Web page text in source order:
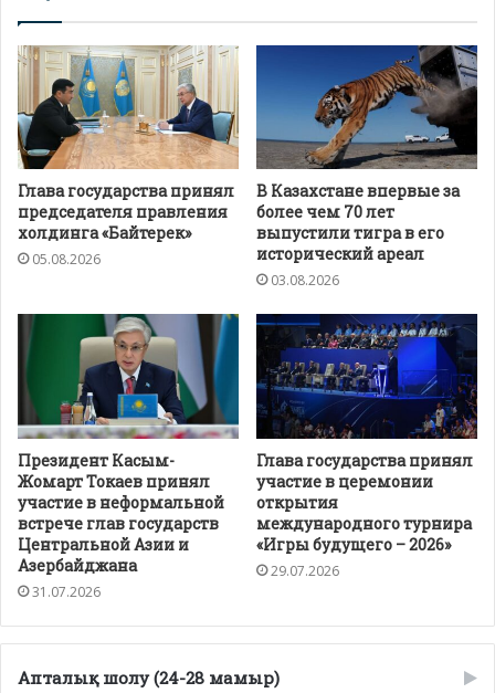
Глава государства принял
председателя правления
холдинга «Байтерек»
05.08.2026
В Казахстане впервые за
более чем 70 лет
выпустили тигра в его
исторический ареал
03.08.2026
Президент Касым-
Жомарт Токаев принял
участие в неформальной
встрече глав государств
Центральной Азии и
Азербайджана
31.07.2026
Глава государства принял
участие в церемонии
открытия
международного турнира
«Игры будущего – 2026»
29.07.2026
Апталық шолу (24-28 мамыр)